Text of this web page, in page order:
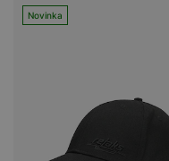
Novinka